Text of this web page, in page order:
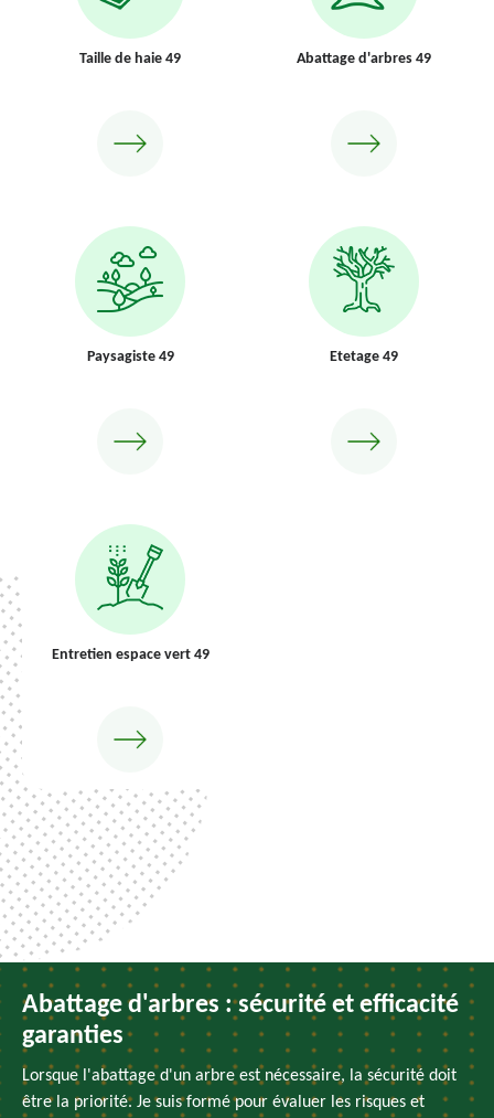
Taille de haie 49 Abattage d'arbres 49
Paysagiste 49 Etetage 49
Entretien espace vert 49
Abattage d'arbres : sécurité et efficacité
garanties
Lorsque l'abattage d'un arbre est nécessaire, la sécurité doit
être la priorité. Je suis formé pour évaluer les risques et